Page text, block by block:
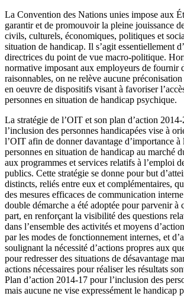
La Convention des Nations unies impose aux
garantir et de promouvoir la pleine jouissance
civils, culturels, économiques, politiques et
situation de handicap. Il s’agit essentiellement
directrices du point de vue macro-politique.
normative imposant aux employeurs de fournir
raisonnables, on ne relève aucune
en oeuvre de dispositifs visant à favoriser
personnes en situation de handicap psychique.
La stratégie de l’OIT et son plan d’action
l’inclusion des personnes handicapées vise à
l’OIT afin de donner davantage d’importance à
personnes en situation de handicap au marché
aux programmes et services relatifs à l’emploi
publics. Cette stratégie se donne pour but
distincts, reliés entre eux et complémentaires,
des mesures efficaces de communication
double démarche a été adoptée pour parvenir à
part, en renforçant la visibilité des questions
dans l’ensemble des activités et moyens
par les modes de fonctionnement internes, et
soulignant la nécessité d’actions propres aux
pour redresser des situations de désavantage
actions nécessaires pour réaliser les résultats
Plan d’action 2014-17 pour l’inclusion des
mais aucune ne vise expressément le handicap